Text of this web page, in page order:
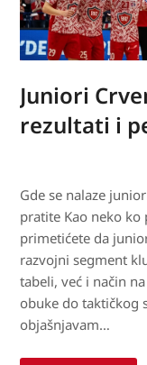
Juniori
rezultati i
Gde se nalaze
pratite Kao neko
primetićete da
razvojni segment
tabeli, već i način
obuke do taktičkog
objašnjavam…